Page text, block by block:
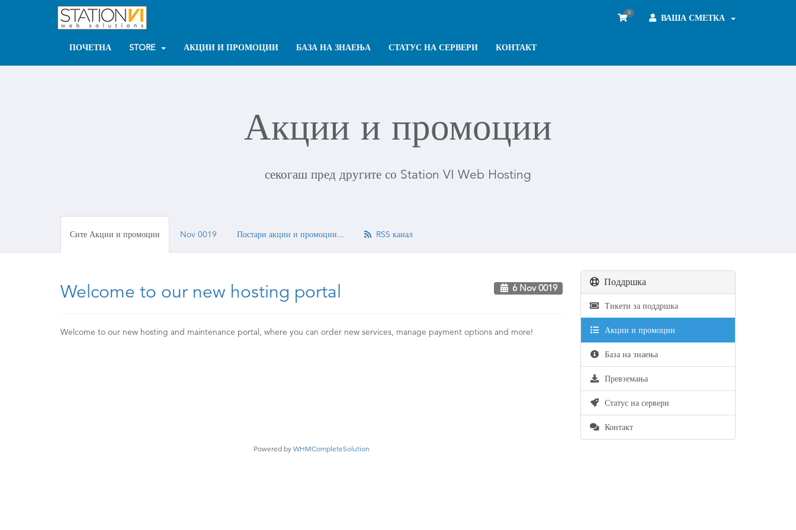
0 ВАША СМЕТКА
ПОЧЕТНА STORE АКЦИИ И ПРОМОЦИИ БАЗА НА ЗНАЕЊА СТАТУС НА СЕРВЕРИ КОНТАКТ
Акции и промоции
секогаш пред другите со Station VI Web Hosting
Сите Акции и промоции Nov 0019 Постари акции и промоции... RSS канал
6 Nov 0019
Welcome to our new hosting portal
Welcome to our new hosting and maintenance portal, where you can order new services, manage payment options and more!
Powered by WHMCompleteSolution
Поддршка
Тикети за поддршка
Акции и промоции
База на знаења
Превземања
Статус на сервери
Контакт